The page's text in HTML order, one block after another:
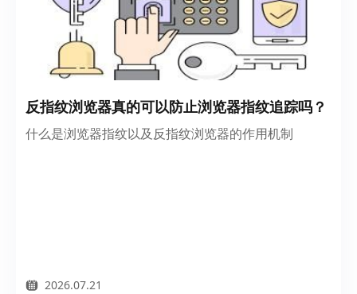
反指纹浏览器真的可以防止浏览器指纹追踪吗？
什么是浏览器指纹以及反指纹浏览器的作用机制
2026.07.21